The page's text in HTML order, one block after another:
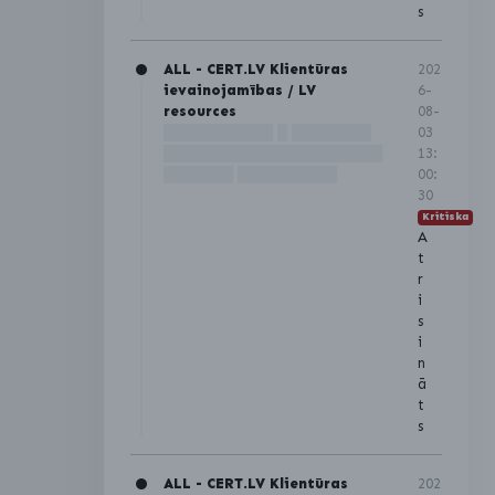
s
ALL - CERT.LV Klientūras
ievainojamības / LV
resources
202
6-
08-
03
13:
00:
30
Kritiska
A
t
r
i
s
i
n
ā
t
s
ALL - CERT.LV Klientūras 202